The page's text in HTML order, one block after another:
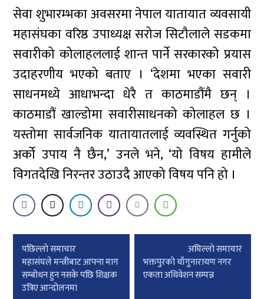
सेवा शुभारम्भका अवसरमा नेपाल यातायात व्यवसायी
महासंघका वरिष्ठ उपाध्यक्ष सरोज सिटौलाले सडकमा
सवारीको कोलाहललाई शान्त पार्ने सरकारको प्रयास
उदाहरणीय भएको बताए । ‘देशमा भएका सवारी
साधनमध्ये आधाभन्दा धेरै त काठमाडौंमै छन् ।
काठमाडौं खाल्डोमा सवारीसाधनको कोलाहल छ ।
यस्तोमा सार्वजनिक यातायातलाई व्यवस्थित गर्नुको
अर्को उपाय नै छैन,’ उनले भने, ‘यो विषय हामीले
विगतदेखि निरन्तर उठाउदै आएको विषय पनि हो ।
Post
navigation
पछिल्लाे समाचार
महासंघले मन्त्रीबाट आफ्ना माग
सम्बोधन हुन नसके पछि शिक्षक
उत्रिए आन्दोलनमा
अघिल्लाे समाचार
भक्तपुरको चाँगुनारायण नगर
एकता अधिवेशन सम्पन्न